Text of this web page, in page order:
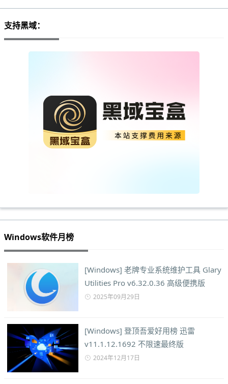
支持黑域：
Windows软件月榜
[Windows] 老牌专业系统维护工具 Glary
Utilities Pro v6.32.0.36 高级便携版
2025年09月29日
[Windows] 登顶吾爱好用榜 迅雷
v11.1.12.1692 不限速最终版
2024年12月17日